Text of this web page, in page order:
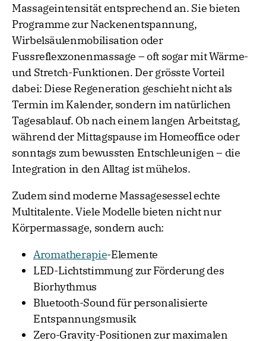
Massageintensität entsprechend an. Sie bieten
Programme zur Nackenentspannung,
Wirbelsäulenmobilisation oder
Fussreflexzonenmassage – oft sogar mit Wärme-
und Stretch-Funktionen. Der grösste Vorteil
dabei: Diese Regeneration geschieht nicht als
Termin im Kalender, sondern im natürlichen
Tagesablauf. Ob nach einem langen Arbeitstag,
während der Mittagspause im Homeoffice oder
sonntags zum bewussten Entschleunigen – die
Integration in den Alltag ist mühelos.
Zudem sind moderne Massagesessel echte
Multitalente. Viele Modelle bieten nicht nur
Körpermassage, sondern auch:
Aromatherapie-Elemente
LED-Lichtstimmung zur Förderung des
Biorhythmus
Bluetooth-Sound für personalisierte
Entspannungsmusik
Zero-Gravity-Positionen zur maximalen